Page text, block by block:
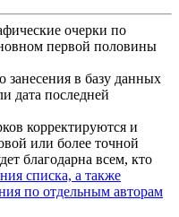
очерки по
первой половины
занесения в базу данных
дата последней
корректируются и
или более точной
благодарна всем, кто
списка, а также
по отдельным авторам